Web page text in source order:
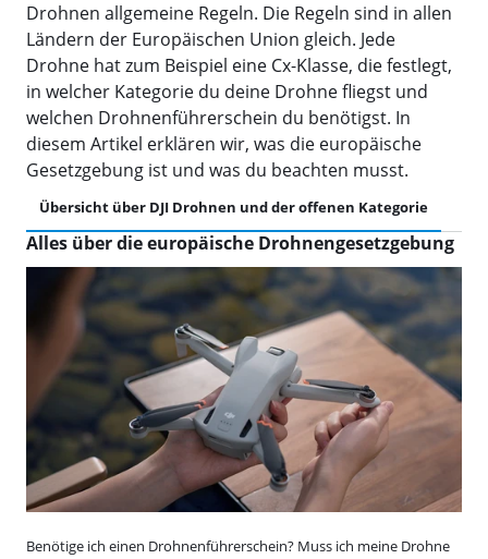
Drohnen allgemeine Regeln. Die Regeln sind in allen
Ländern der Europäischen Union gleich. Jede
Drohne hat zum Beispiel eine Cx-Klasse, die festlegt,
in welcher Kategorie du deine Drohne fliegst und
welchen Drohnenführerschein du benötigst. In
diesem Artikel erklären wir, was die europäische
Gesetzgebung ist und was du beachten musst.
Übersicht über DJI Drohnen und der offenen Kategorie
Alles über die europäische Drohnengesetzgebung
Benötige ich einen Drohnenführerschein? Muss ich meine Drohne